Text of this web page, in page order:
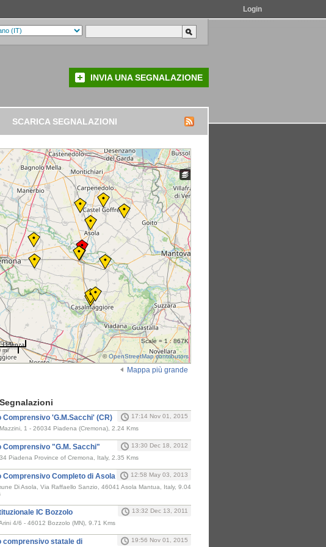
Login
INVIA UNA SEGNALAZIONE
SCARICA SEGNALAZIONI
km
mi
Scale = 1 : 867K
©OpenStreetMap contributors
Mappa più grande
Comprensivo 'G.M.Sacchi' (CR)
17:14 Nov 01, 2015
1 - 26034 Piadena (Cremona), 2.24 Kms
Comprensivo "G.M. Sacchi"
13:30 Dec 18, 2012
Piadena Province of Cremona, Italy, 2.35 Kms
Comprensivo Completo di Asola
12:58 May 03, 2013
Di Asola, Via Raffaello Sanzio, 46041 Asola Mantua, Italy, 9.04
IC Bozzolo
13:32 Dec 13, 2011
4/6 - 46012 Bozzolo (MN), 9.71 Kms
comprensivo statale di
19:56 Nov 01, 2015